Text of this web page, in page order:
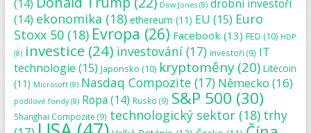
(14)
Dow Jones(8) drobní investoři
(14) ekonomika (18) ethereum (11) EU (15) Euro
Stoxx 50(18) Evropa (26) Facebook (13) FED (10) HDP
(8) investice (24) investování(17) investoři (9) IT
technologie (15) Japonsko (10) kryptoměny(20) Litecoin
(11) Microsoft(8) Nasdaq Compozite(17) Německo (16)
podílové fondy(8) Ropa (14) Rusko (9) S&P 500 (30)
Shanghai Compozite (9) technologický sektor(18) trhy